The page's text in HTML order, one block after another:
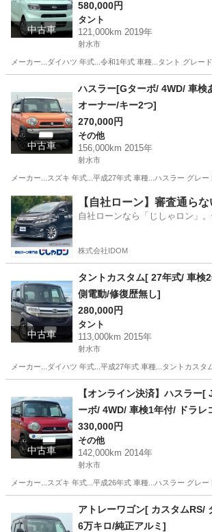
中古車
580,000円
タント
121,000km 2019年
射水市
メーカー...ダイハツ 年式...令和1年式 車種...タント グレ
タント エンジン
中古車
ハスラー[Gターボ/ 4WD/ 車検
オーナー/キー2つ]
270,000円
その他
156,000km 2015年
射水市
メーカー...スズキ 年式...平成27年式 車種...ハスラー グレ
富山 射水市 その他
【自社ローン】審査通ら
自社ローンなら「じしゃロン」
株式会社IDOM
中古車
タントカスタム[ 27年式/ 車検
側電動/修復歴無し]
280,000円
タント
113,000km 2015年
射水市
メーカー...ダイハツ 年式...平成27年式 車種...タントカス
タント
中古車
【オンライン決済】ハスラー[
ーボ/ 4WD/ 車検1年付/ ドラレ
Bluetooth]
330,000円
その他
142,000km 2014年
射水市
メーカー...スズキ 年式...平成26年式 車種...ハスラー グレ
その他
アトレーワゴン[ カスタムRS/
6万キロ/純正アルミ]